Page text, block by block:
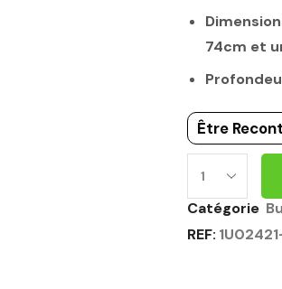
74cm et
Être
BUREAU
D'OPEN
SPACE
PIEDS
Catégorie
REF: